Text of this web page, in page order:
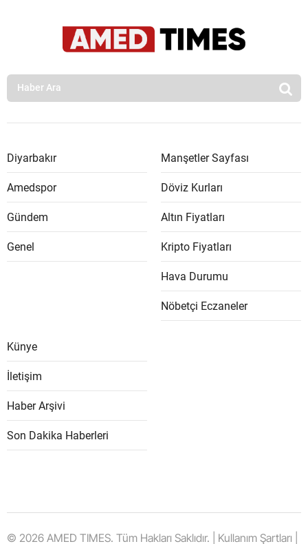
Diyarbakır
Amedspor
Gündem
Genel
Manşetler Sayfası
Döviz Kurları
Altın Fiyatları
Kripto Fiyatları
Hava Durumu
Nöbetçi Eczaneler
Künye
İletişim
Haber Arşivi
Son Dakika Haberleri
© 2026 AMED TIMES. Tüm Hakları Saklıdır. | Kullanım Şartları |